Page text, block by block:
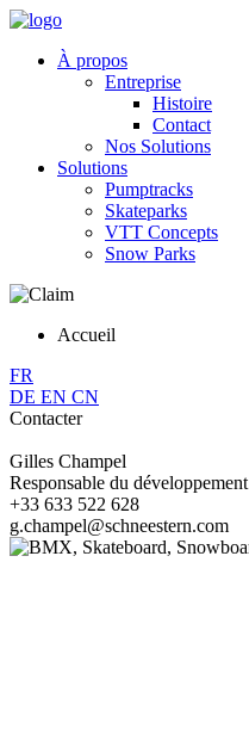
À propos
Entreprise
Histoire
Contact
Nos Solutions
Solutions
Pumptracks
Skateparks
VTT Concepts
Snow Parks
Accueil
FR
DE EN CN
Contacter
Gilles Champel
Responsable du développement
+33 633 522 628
g.champel@schneestern.com